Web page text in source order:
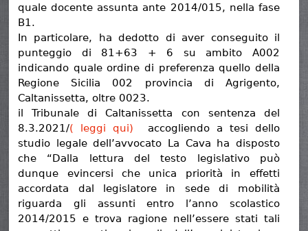
quale docente assunta ante 2014/015, nella fase
B1.
In particolare, ha dedotto di aver conseguito il
punteggio di 81+63 + 6 su ambito A002
indicando quale ordine di preferenza quello della
Regione Sicilia 002 provincia di Agrigento,
Caltanissetta, oltre 0023.
il Tribunale di Caltanissetta con sentenza del
8.3.2021/( leggi qui)
accogliendo a tesi dello
studio legale dell’avvocato La Cava ha disposto
che “Dalla lettura del testo legislativo può
dunque evincersi che unica priorità in effetti
accordata dal legislatore in sede di mobilità
riguarda gli assunti entro l’anno scolastico
2014/2015 e trova ragione nell’essere stati tali